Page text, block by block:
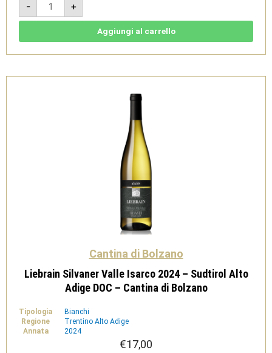
-
2024
-
Südtirol
-
Bolzano
+
Aggiungi al carrello
Cantina di Bolzano
Liebrain Silvaner Valle Isarco 2024 – Sudtirol Alto
Adige DOC – Cantina di Bolzano
Tipologia
Bianchi
Regione
Trentino Alto Adige
Annata
2024
€17,00